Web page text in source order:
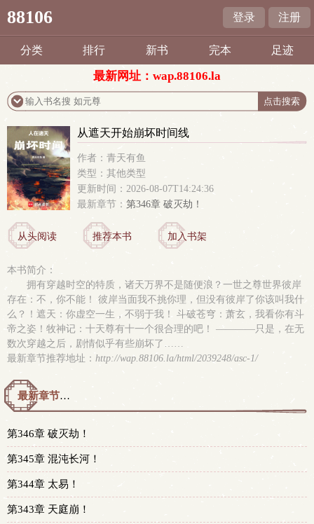
88106 登录 注册
分类 排行 新书 完本 足迹
最新网址：wap.88106.la
从遮天开始崩坏时间线
作者：青天有鱼
类型：其他类型
更新时间：2026-08-07T14:24:36
最新章节： 第346章 破灭劫！
从头阅读 推荐本书 加入书架
本书简介：
拥有穿越时空的特质，诸天万界不是随便浪？一世之尊世界彼岸
存在：不，你不能！ 彼岸当面我不挑你理，但没有彼岸了你该叫我什
么？！遮天：你虚空一生，不弱于我！ 斗破苍穹：萧玄，我看你有斗
帝之姿！牧神记：十天尊有十一个很合理的吧！ ————只是，在无
数次穿越之后，剧情似乎有些崩坏了……
最新章节推荐地址： http://wap.88106.la/html/2039248/asc-1/
最新章节预览 更新时间：2026-08-07T14:24:36
第346章 破灭劫！
第345章 混沌长河！
第344章 太易！
第343章 天庭崩！